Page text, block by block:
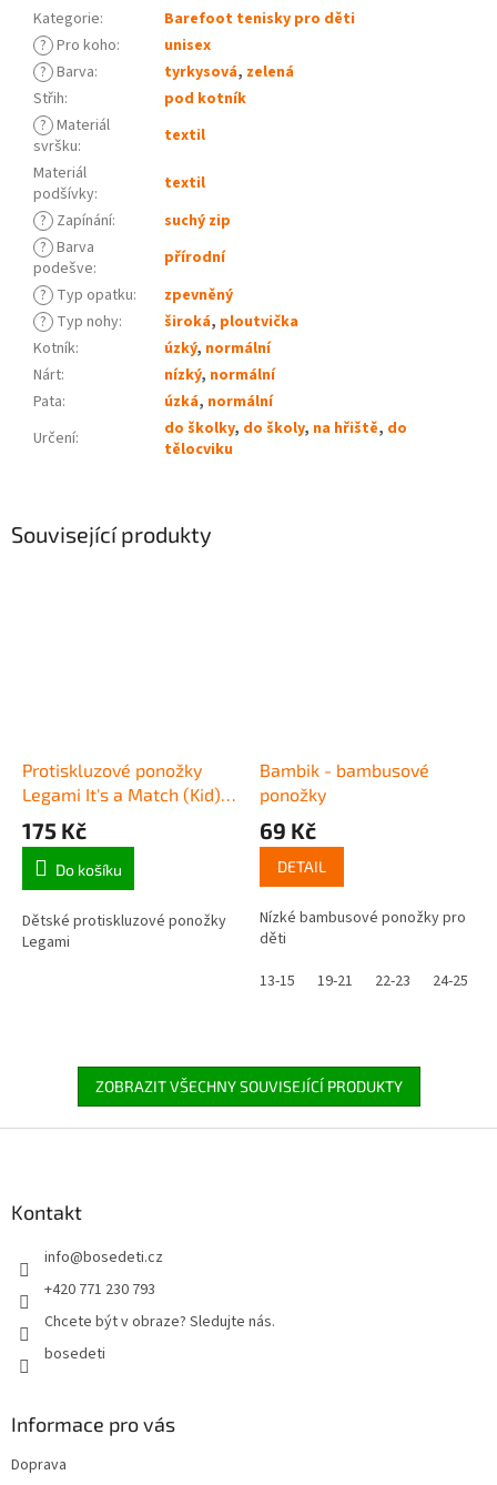
Související produkty
Protiskluzové ponožky
Legami It's a Match (Kid) -
Snowman
175 Kč
Do košíku
Dětské protiskluzové ponožky
Legami
Bambik - bambusové
ponožky
69 Kč
DETAIL
Nízké bambusové ponožky pro
děti
13-15
19-21 22-23 24-25
ZOBRAZIT VŠECHNY SOUVISEJÍCÍ PRODUKTY
Kategorie:
Barefoot tenisky pro děti
? Pro koho:
unisex
? Barva: tyrkysová, zelená
Střih:
pod kotník
? Materiál
svršku:
textil
Materiál
podšívky:
textil
? Zapínání:
suchý zip
? Barva
podešve:
přírodní
? Typ opatku:
zpevněný
? Typ nohy: široká, ploutvička
Kotník: úzký, normální
Nárt: nízký, normální
Pata: úzká, normální
Určení: do školky, do školy, na hřiště, do
tělocviku
Kontakt
info@bosedeti.cz
+420 771 230 793
Chcete být v obraze? Sledujte nás.
bosedeti
Informace pro vás
Doprava